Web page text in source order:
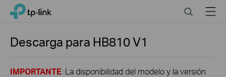
Click
navigation
TP-Link, Reliably Smart SearchMenu
Descarga para HB810V1
IMPORTANTE: La disponibilidad del modelo y la versión